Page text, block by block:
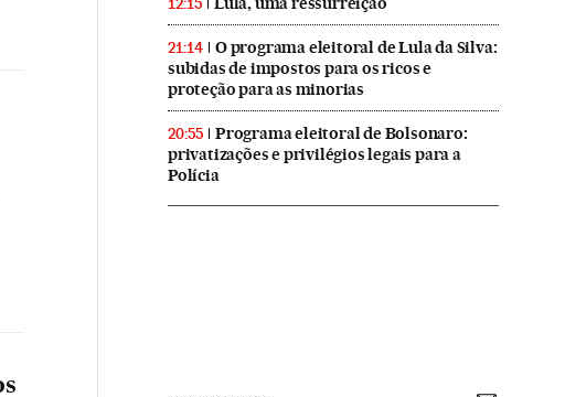
12:15
21:14
O programa eleitoral de Lula da Silva:
subidas de impostos para os ricos e
proteção para as minorias
20:55
Programa eleitoral de Bolsonaro:
privatizações e privilégios legais para a
Polícia